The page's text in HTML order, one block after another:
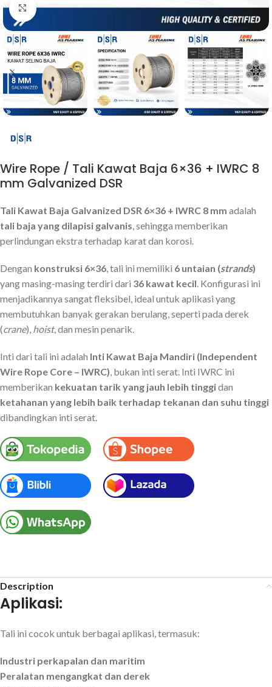
Click to enlarge
Wire Rope / Tali Kawat Baja 6×36 + IWRC 8
mm Galvanized DSR
Tali Kawat Baja Galvanized DSR 6×36 + IWRC 8 mm adalah
tali baja yang dilapisi galvanis, sehingga memberikan
perlindungan ekstra terhadap karat dan korosi.
Dengan konstruksi 6×36, tali ini memiliki 6 untaian (strands)
yang masing-masing terdiri dari 36 kawat kecil. Konfigurasi ini
menjadikannya sangat fleksibel, ideal untuk aplikasi yang
membutuhkan banyak gerakan berulang, seperti pada derek
(crane), hoist, dan mesin penarik.
Inti dari tali ini adalah Inti Kawat Baja Mandiri (Independent
Wire Rope Core – IWRC), bukan inti serat. Inti IWRC ini
memberikan kekuatan tarik yang jauh lebih tinggidan
ketahanan yang lebih baik terhadap tekanan dan suhu tinggi
dibandingkan inti serat.
Description
Aplikasi:
Tali ini cocok untuk berbagai aplikasi, termasuk:
Industri perkapalan dan maritim
Peralatan mengangkat dan derek